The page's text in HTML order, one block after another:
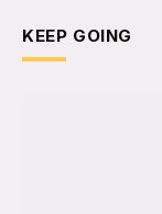
KEEP GOING